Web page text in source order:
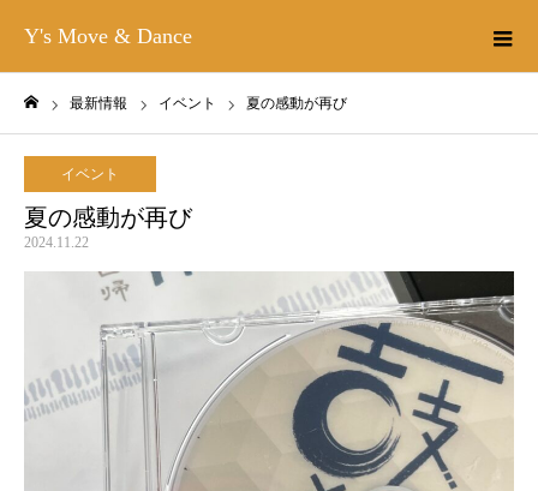
Y's Move & Dance
最新情報 イベント 夏の感動が再び
イベント
夏の感動が再び
2024.11.22